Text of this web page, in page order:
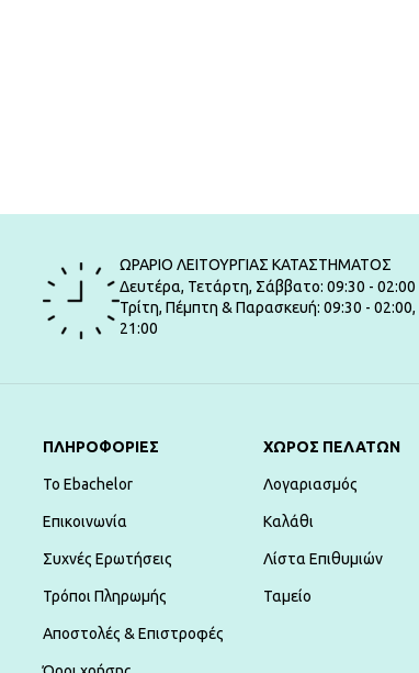
ΩΡΑΡΙΟ ΛΕΙΤΟΥΡΓΙΑΣ ΚΑΤΑΣΤΗΜΑΤΟΣ
Δευτέρα, Τετάρτη, Σάββατο: 09:30 - 02:00
Τρίτη, Πέμπτη & Παρασκευή: 09:30 - 02:00,
21:00
ΠΛΗΡΟΦΟΡΙΕΣ
To Ebachelor
Επικοινωνία
Συχνές Ερωτήσεις
Τρόποι Πληρωμής
Αποστολές & Επιστροφές
ΧΏΡΟΣ ΠΕΛΑΤΏΝ
Λογαριασμός
Καλάθι
Λίστα Επιθυμιών
Ταμείο